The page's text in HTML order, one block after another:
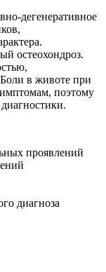
дегенеративное
остеохондроз.
в животе при
поэтому
проявлений
диагноза